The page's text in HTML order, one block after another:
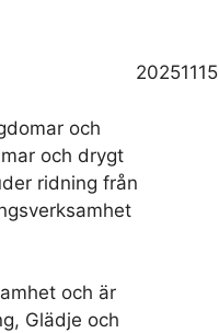
20251115
och
och drygt
ridning från
och är
Glädje och